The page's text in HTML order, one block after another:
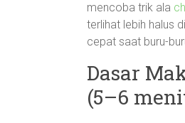
mencoba trik ala
terlihat lebih halus
cepat saat buru-
Dasar
(5–6